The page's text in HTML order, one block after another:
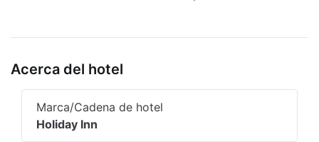
Acerca del hotel
Marca/Cadena de hotel
Holiday Inn